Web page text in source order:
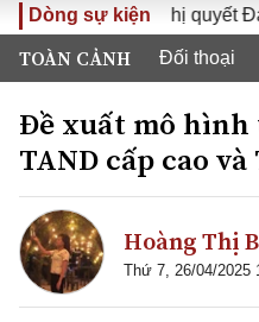
Dòng sự kiện
Đưa Nghị quyết Đại hội
TOÀN CẢNH Đối thoại
Đề xuất mô hình
TAND cấp cao
Hoàng Thị
Thứ 7, 26/04/2025